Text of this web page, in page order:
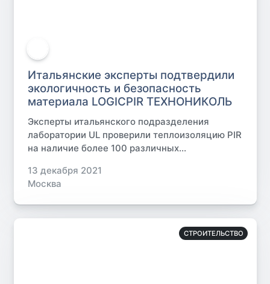
Итальянские эксперты подтвердили
экологичность и безопасность
материала LOGICPIR ТЕХНОНИКОЛЬ
Эксперты итальянского подразделения
лаборатории UL проверили теплоизоляцию PIR
на наличие более 100 различных...
13 декабря 2021
Москва
СТРОИТЕЛЬСТВО